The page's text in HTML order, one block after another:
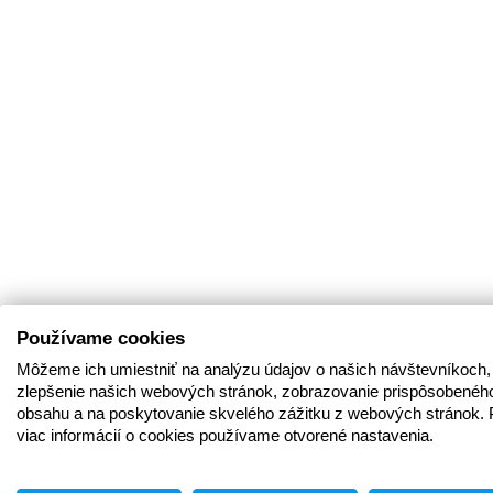
Používame cookies
Môžeme ich umiestniť na analýzu údajov o našich
zlepšenie našich webových stránok, zobrazovanie
obsahu a na poskytovanie skvelého zážitku z webových stránok.
viac informácií o cookies používame otvorené nastavenia.